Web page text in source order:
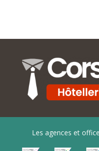
Les agences et